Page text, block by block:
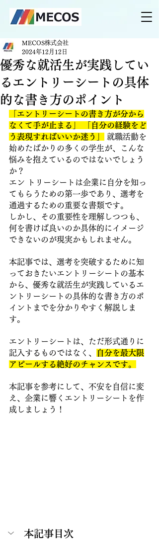
優秀な就活生が実践してい
るエントリーシートの具体
的な書き方のポイント
MECOS株式会社
2024年12月12日
「エントリーシートの書き方が分から
なくて手が止まる」 「自分の経験をど
う表現すればいいか迷う」
就職活動を
始めたばかりの多くの学生が、こんな
悩みを抱えているのではないでしょう
か？
エン トリーシートは企業に自分を知っ
てもらうための第一歩であり、選考を
通過するための重要な書類です。
しかし、その重要性を理解しつつも、
何を書けば良いのか具体的にイメージ
できないのが現実かもしれません。
本記事では、選考を突破するために知
っておきたいエントリーシートの基本
から、優秀な就活生が実践しているエ
ントリーシートの具体的な書き方のポ
イントまでを分かりやすく解説しま
す。
エントリーシートは、ただ形式通りに
記入するものではなく、
自分を最大限
アピールする絶好のチャンスです。
本記事を参考にして、不安を自信に変
え、企業に響くエントリーシートを作
成しましょう！
本記事目次